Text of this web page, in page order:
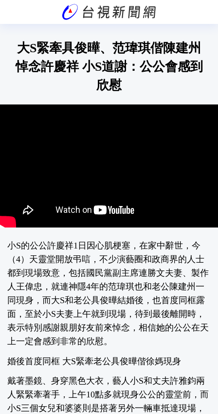
大S緊牽具俊曄、范瑋琪偕陳建州
悼念許慶祥 小S道謝：公公會感到
欣慰
小S的公公許慶祥1日因心肌梗塞，在家中辭世，今
（4）天靈堂開放弔唁，不少演藝圈和政商界的人士
都到現場致意，包括國民黨副主席連勝文夫妻、製作
人王偉忠，就連神隱4年的范瑋琪也和老公陳建州一
同現身，而大S和老公具俊曄結婚後，也首度同框露
面，至於小S夫妻上午就到現場，待到最後離開時，
表示特別感謝親朋好友前來悼念，相信她的公公在天
上一定會感到非常的欣慰。
婚後首度同框 大S緊牽老公具俊曄偕徐媽現身
戴著墨鏡、身穿黑色大衣，藝人小S和丈夫許雅鈞兩
人緊緊牽著手，上午10點多就現身公公的靈堂前，而
小S三個女兒和婆婆則是搭著另外一輛車抵達現場，